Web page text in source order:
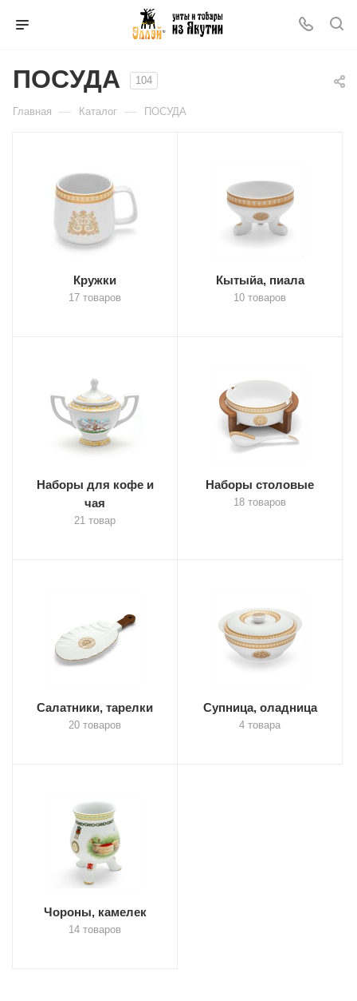
ПОСУДА 104
Главная — Каталог — ПОСУДА
Кружки
17 товаров
Кытыйа, пиала
10 товаров
Наборы для кофе и
чая
21 товар
Наборы столовые
18 товаров
Салатники, тарелки
20 товаров
Супница, оладница
4 товара
Чороны, камелек
14 товаров